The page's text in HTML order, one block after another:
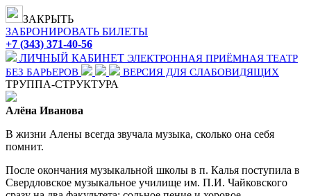
ЗАКРЫТЬ
ЗАБРОНИРОВАТЬ БИЛЕТЫ
+7 (343) 371-40-56
ЛИЧНЫЙ КАБИНЕТ ЭЛЕКТРОННАЯ ПРИЁМНАЯ ТЕАТР
БЕЗ БАРЬЕРОВ
ВЕРСИЯ ДЛЯ СЛАБОВИДЯЩИХ
ТРУППА-СТРУКТУРА
Алёна Иванова
В жизни Алены всегда звучала музыка, сколько она себя
помнит.
После окончания музыкальной школы в п. Калья поступила в
Свердловское музыкальное училище им. П.И. Чайковского